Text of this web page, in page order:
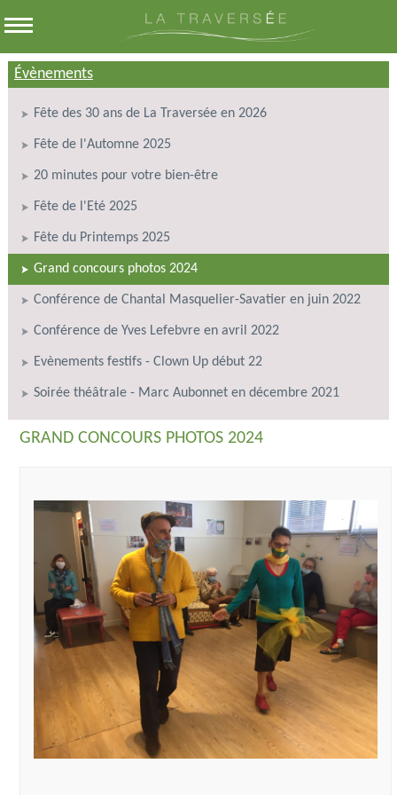
Évènements
Fête des 30 ans de La Traversée en 2026
Fête de l'Automne 2025
20 minutes pour votre bien-être
Fête de l'Eté 2025
Fête du Printemps 2025
Grand concours photos 2024
Conférence de Chantal Masquelier-Savatier en juin 2022
Conférence de Yves Lefebvre en avril 2022
Evènements festifs - Clown Up début 22
Soirée théâtrale - Marc Aubonnet en décembre 2021
GRAND CONCOURS PHOTOS 2024